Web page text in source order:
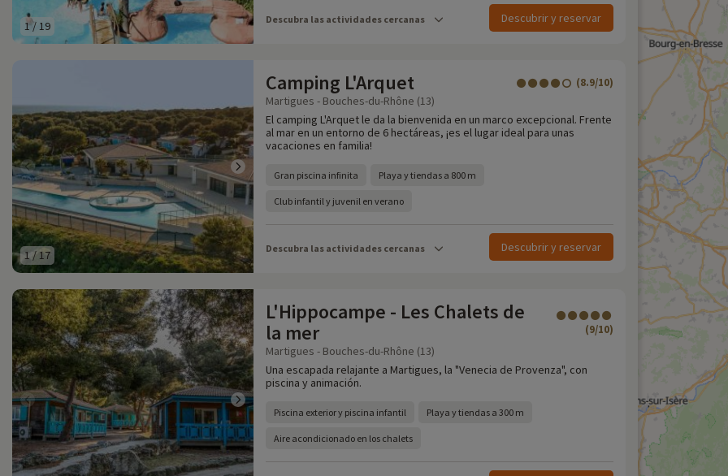
1/19 Descubra las actividades cercanas Descubrir y reservar
1/17
Camping L'Arquet (8.9/10)
Martigues - Bouches-du-Rhône (13)
El camping L'Arquet le da la bienvenida en un marco excepcional. Frente
al mar en un entorno de 6 hectáreas, ¡es el lugar ideal para unas
vacaciones en familia!
Gran piscina infinita Playa y tiendas a 800 m
Club infantil y juvenil en verano
Descubra las actividades cercanas Descubrir y reservar
L'Hippocampe - Les Chalets de
la mer
(9/10)
Martigues - Bouches-du-Rhône (13)
Una escapada relajante a Martigues, la "Venecia de Provenza", con
piscina y animación.
Piscina exterior y piscina infantil Playa y tiendas a 300 m
Aire acondicionado en los chalets